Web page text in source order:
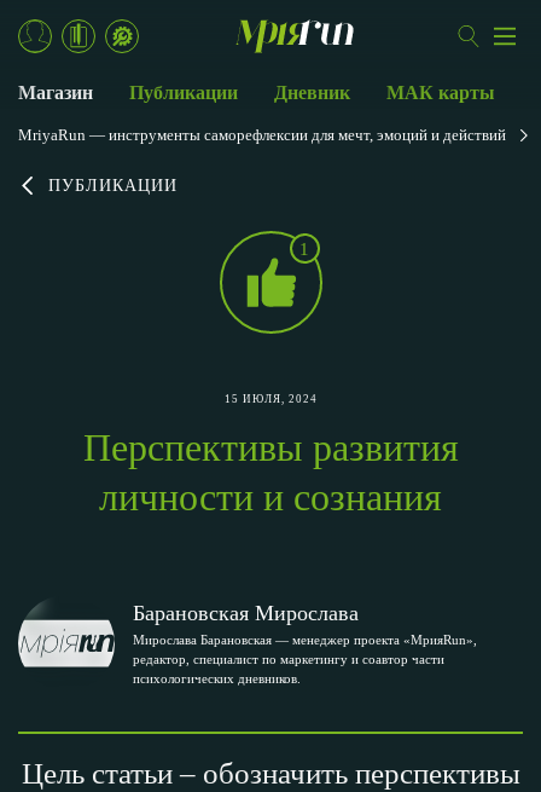
ПУБЛИКАЦИИ
1
15 ИЮЛЯ, 2024
Перспективы развития
личности и сознания
Барановская Мирослава
Мирослава Барановская — менеджер проекта «МрияRun»,
редактор, специалист по маркетингу и соавтор части
психологических дневников.
Цель статьи – обозначить перспективы
Магазин Публикации Дневник МАК карты
MriyaRun — инструменты саморефлексии для мечт, эмоций и действий